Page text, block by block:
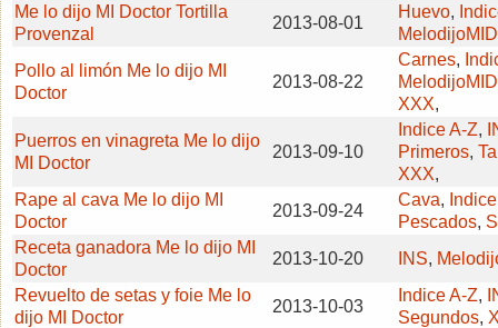
Me lo dijo MI Doctor Tortilla
Provenzal
2013-08-01
Huevo,
Pollo al limón Me lo dijo MI
Doctor
2013-08-22
Carnes,
XXX,
Puerros en vinagreta Me lo dijo
MI Doctor
2013-09-10
Indice A-Z,
Primeros,
XXX,
Rape al cava Me lo dijo MI
Doctor
2013-09-24
Cava,
Pescados,
Receta ganadora Me lo dijo MI
Doctor
2013-10-20 INS,
Revuelto de setas y foie Me lo
dijo MI Doctor
2013-10-03
Indice A-Z,
Segundos,